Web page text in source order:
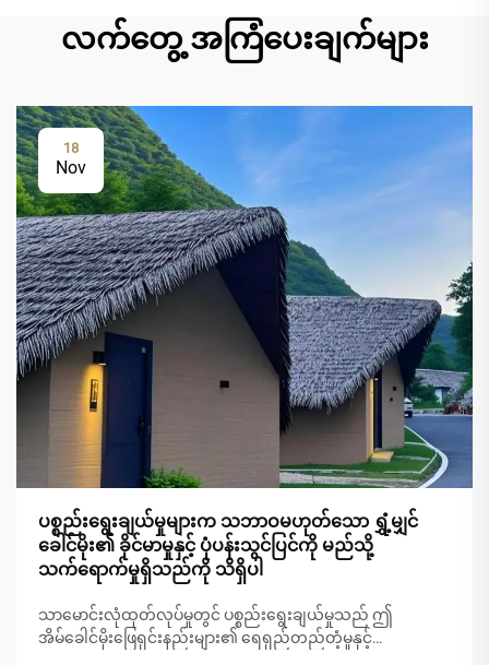
လက်တွေ့ အကြံပေးချက်များ
18
Nov
ပစ္စည်းရွေးချယ်မှုများက သဘာဝမဟုတ်သော ရွှံ့မျှင်
ခေါင်မိုး၏ ခိုင်မာမှုနှင့် ပုံပန်းသွင်ပြင်ကို မည်သို့
သက်ရောက်မှုရှိသည်ကို သိရှိပါ
သာမောင်းလုံထုတ်လုပ်မှုတွင် ပစ္စည်းရွေးချယ်မှုသည် ဤ
အိမ်ခေါင်မိုးဖြေရှင်းနည်းများ၏ ရေရှည်တည်တံ့မှုနှင့်